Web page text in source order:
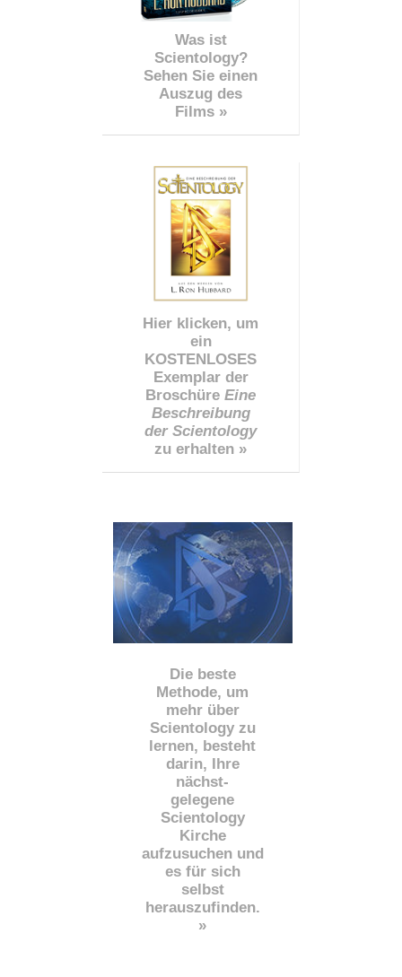
Was ist
Scientology?
Sehen Sie einen
Auszug des
Films »
Hier klicken, um
ein
KOSTENLOSES
Exemplar der
Broschüre Eine
Beschreibung
der Scientology
zu erhalten »
Die beste
Methode, um
mehr über
Scientology zu
lernen, besteht
darin, Ihre
nächst-
gelegene
Scientology
Kirche
aufzusuchen und
es für sich
selbst
herauszufinden.
»